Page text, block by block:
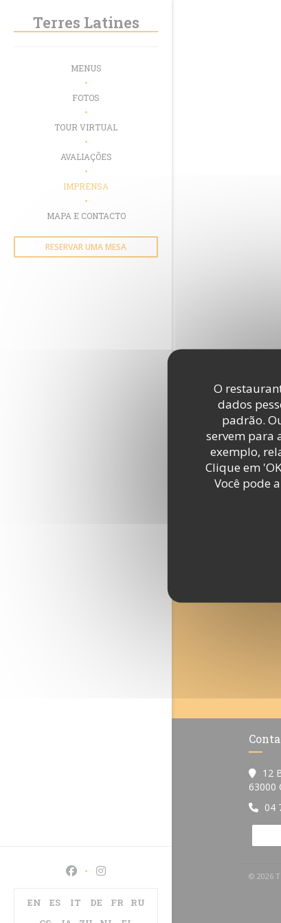
O
dados
padrão.
servem para
exemplo,
Clique em
Você pode
Terres Latines
MENUS
FOTOS
TOUR VIRTUAL
AVALIAÇÕES
IMPRENSA
MAPA E CONTACTO
RESERVAR UMA MESA
Facebook ((abre numa nova janela))
Instagram ((abre numa nova
EN ES IT DE FR
RU
12
63000
04
© 2026